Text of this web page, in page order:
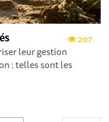
207
leur gestion
: telles sont les